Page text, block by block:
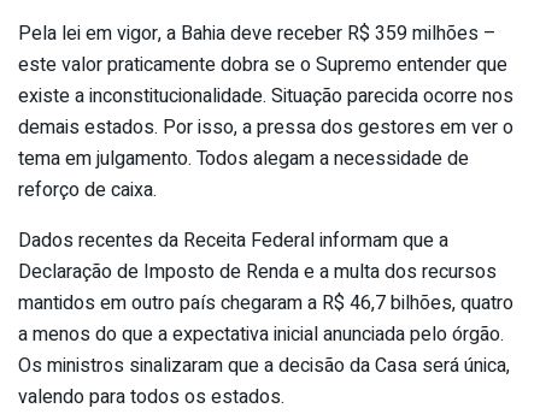
Pela lei em vigor, a Bahia deve receber R$ 359 milhões –
este valor praticamente dobra se o Supremo entender que
existe a inconstitucionalidade. Situação parecida ocorre nos
demais estados. Por isso, a pressa dos gestores em ver o
tema em julgamento. Todos alegam a necessidade de
reforço de caixa.
Dados recentes da Receita Federal informam que a
Declaração de Imposto de Renda e a multa dos recursos
mantidos em outro país chegaram a R$ 46,7 bilhões, quatro
a menos do que a expectativa inicial anunciada pelo órgão.
Os ministros sinalizaram que a decisão da Casa será única,
valendo para todos os estados.